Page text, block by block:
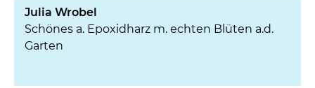
Julia Wrobel
Schönes a. Epoxidharz m. echten Blüten a.d.
Garten